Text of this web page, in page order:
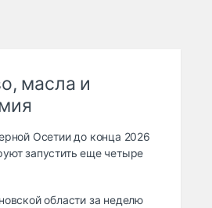
масла и
Осетии до конца 2026
запустить еще четыре
области за неделю